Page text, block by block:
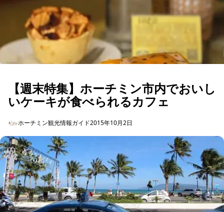
【週末特集】ホーチミン市内でおいし
いケーキが食べられるカフェ
ホーチミン観光情報ガイド2015年10月2日